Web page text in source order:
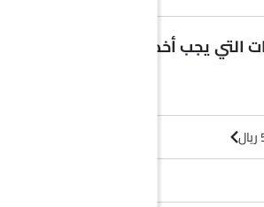
التي يجب أخذها في الاعتبار